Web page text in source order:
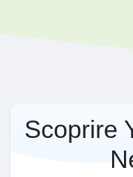
Scoprire